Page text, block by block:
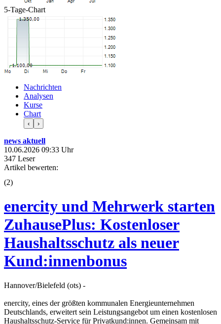
5-Tage-Chart
Nachrichten
Analysen
Kurse
Chart
‹ ›
news aktuell
10.06.2026 09:33 Uhr
347 Leser
Artikel bewerten:
(2)
enercity und Mehrwerk starten
ZuhausePlus: Kostenloser
Haushaltsschutz als neuer
Kund:innenbonus
Hannover/Bielefeld (ots) -
enercity, eines der größten kommunalen Energieunternehmen
Deutschlands, erweitert sein Leistungsangebot um einen kostenlosen
Haushaltsschutz-Service für Privatkund:innen. Gemeinsam mit